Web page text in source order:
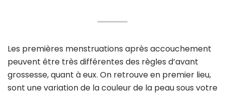
Les premières menstruations après accouchement
peuvent être très différentes des règles d’avant
grossesse, quant à eux. On retrouve en premier lieu,
sont une variation de la couleur de la peau sous votre